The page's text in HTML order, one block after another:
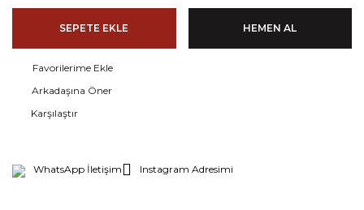
SEPETE EKLE HEMEN AL
Arkadaşına Öner
Karşılaştır
WhatsApp İletişim Instagram Adresimi